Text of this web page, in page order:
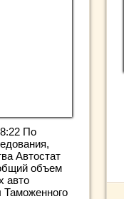
По
Автостат
объем
авто
Таможенного